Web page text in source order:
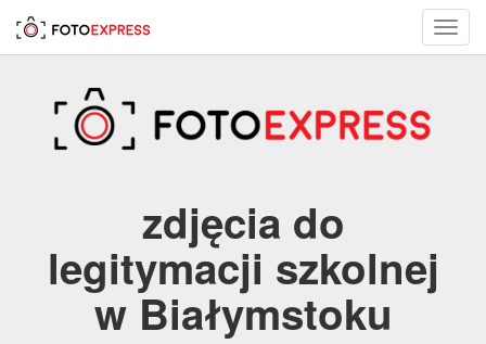
zdjęcia do
legitymacji szkolnej
w Białymstoku